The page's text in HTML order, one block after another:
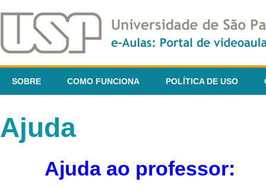
SOBRE COMO FUNCIONA POLÍTICA DE USO
Ajuda
Ajuda ao professor: